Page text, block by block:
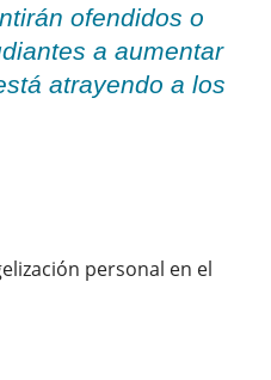
ofendidos o
a aumentar
atrayendo a los
personal en el